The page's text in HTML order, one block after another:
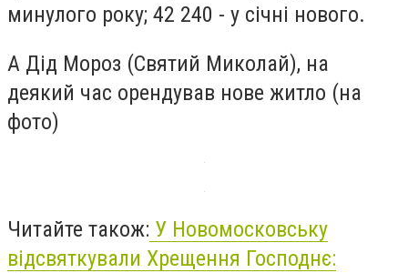
минулого року; 42 240 - у січні нового.
А Дід Мороз (Святий Миколай), на
деякий час орендував нове житло (на
фото)
Читайте також: У Новомосковську
відсвяткували Хрещення Господнє: